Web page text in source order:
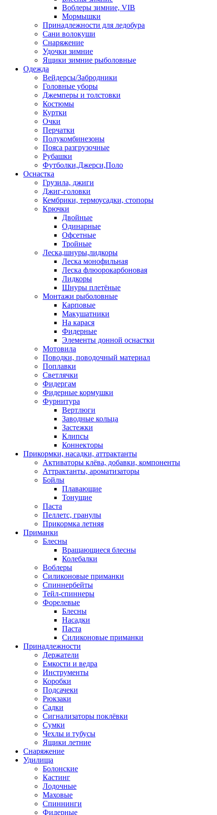
Воблеры зимние, VIB
Мормышки
Принадлежности для ледобура
Сани волокуши
Снаряжение
Удочки зимние
Ящики зимние рыболовные
Одежда
Вейдерсы/Забродники
Головные уборы
Джемперы и толстовки
Костюмы
Куртки
Очки
Перчатки
Полукомбинезоны
Пояса разгрузочные
Рубашки
Футболки,Джерси,Поло
Оснастка
Грузила, джиги
Джиг-головки
Кембрики, термоусадки, стопоры
Крючки
Двойные
Одинарные
Офсетные
Тройные
Леска,шнуры,лидкоры
Леска монофильная
Леска флюорокарбоновая
Лидкоры
Шнуры плетёные
Монтажи рыболовные
Карповые
Макушатники
На карася
Фидерные
Элементы донной оснастки
Мотовила
Поводки, поводочный материал
Поплавки
Светлячки
Фидергам
Фидерные кормушки
Фурнитура
Вертлюги
Заводные кольца
Застежки
Клипсы
Коннекторы
Прикормки, насадки, аттрактанты
Активаторы клёва, добавки, компоненты
Аттрактанты, ароматизаторы
Бойлы
Плавающие
Тонущие
Паста
Пеллетс, гранулы
Прикормка летняя
Приманки
Блесны
Вращающиеся блесны
Колебалки
Воблеры
Силиконовые приманки
Спиннербейты
Тейл-спиннеры
Форелевые
Блесны
Насадки
Паста
Силиконовые приманки
Принадлежности
Держатели
Емкости и ведра
Инструменты
Коробки
Подсачеки
Рюкзаки
Садки
Сигнализаторы поклёвки
Сумки
Чехлы и тубусы
Ящики летние
Снаряжение
Удилища
Болонские
Кастинг
Лодочные
Маховые
Спиннинги
Фидерные